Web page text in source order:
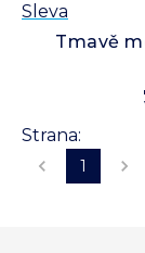
Sleva
Tmavě
Strana:
1